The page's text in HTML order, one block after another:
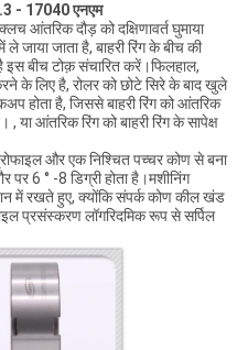
- 17040 एनएम
आंतरिक दौड़ को दक्षिणावर्त घुमाया
जाया जाता है, बाहरी रिंग के बीच की
इस बीच टोक़ संचारित करें।फिलहाल,
के लिए है, रोलर को छोटे सिरे के बाद खुले
होता है, जिससे बाहरी रिंग को आंतरिक
या आंतरिक रिंग को बाहरी रिंग के सापेक्ष
और एक निश्चित पच्चर कोण से बना
पर 6 ° -8 डिग्री होता है।मशीनिंग
में रखते हुए, क्योंकि संपर्क कोण कील खंड
प्रसंस्करण लॉगरिदमिक रूप से सर्पिल